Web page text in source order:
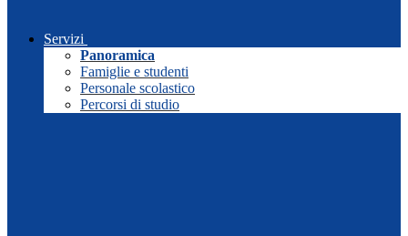
Servizi
Panoramica
Famiglie e studenti
Personale scolastico
Percorsi di studio